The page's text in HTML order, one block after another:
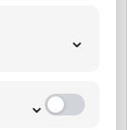
con
⌄
⌄